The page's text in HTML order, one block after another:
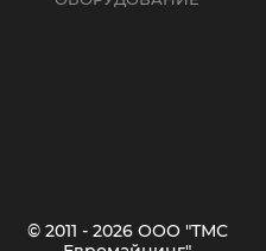
© 2011 - 2026 ООО "ТМС